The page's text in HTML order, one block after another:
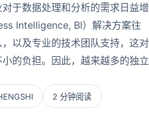
于数据处理和分析的需求日益增
Intelligence, BI）解决方案往
以及专业的技术团队支持，这对
的负担。因此，越来越多的独立
2 分钟阅读